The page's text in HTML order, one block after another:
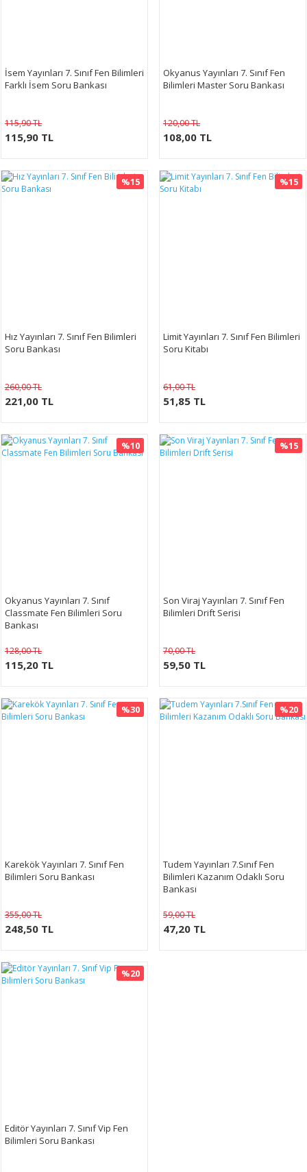
İsem Yayınları 7. Sınıf Fen Bilimleri
Farklı İsem Soru Bankası
115,90 TL
115,90 TL
Okyanus Yayınları 7. Sınıf Fen
Bilimleri Master Soru Bankası
120,00 TL
108,00 TL
%15
Hız Yayınları 7. Sınıf Fen Bilimleri
Soru Bankası
260,00 TL
221,00 TL
%15
Limit Yayınları 7. Sınıf Fen Bilimleri
Soru Kitabı
61,00 TL
51,85 TL
%10
Okyanus Yayınları 7. Sınıf
Classmate Fen Bilimleri Soru
Bankası
128,00 TL
115,20 TL
%15
Son Viraj Yayınları 7. Sınıf Fen
Bilimleri Drift Serisi
70,00 TL
59,50 TL
%30
Karekök Yayınları 7. Sınıf Fen
Bilimleri Soru Bankası
355,00 TL
248,50 TL
%20
Tudem Yayınları 7.Sınıf Fen
Bilimleri Kazanım Odaklı Soru
Bankası
59,00 TL
47,20 TL
%20
Editör Yayınları 7. Sınıf Vip Fen
Bilimleri Soru Bankası